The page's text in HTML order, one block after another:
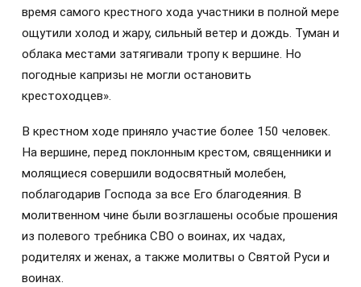
время самого крестного хода участники в полной мере
ощутили холод и жару, сильный ветер и дождь. Туман и
облака местами затягивали тропу к вершине. Но
погодные капризы не могли остановить
крестоходцев».
В крестном ходе приняло участие более 150 человек.
На вершине, перед поклонным крестом, священники и
молящиеся совершили водосвятный молебен,
поблагодарив Господа за все Его благодеяния. В
молитвенном чине были возглашены особые прошения
из полевого требника СВО о воинах, их чадах,
родителях и женах, а также молитвы о Святой Руси и
воинах.